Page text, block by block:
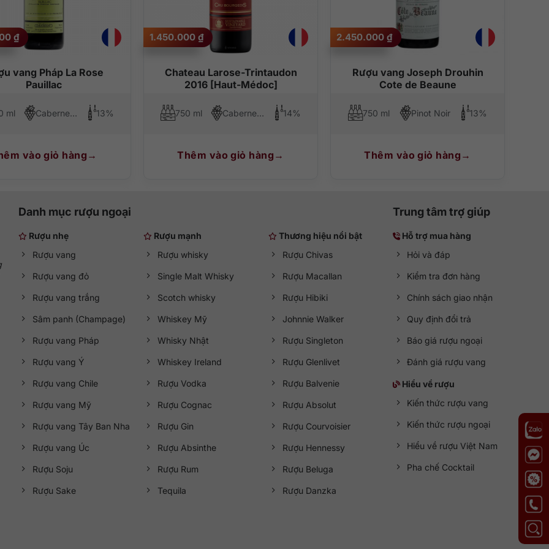
vị tinh tế thơm ngon vô cùng. Khi thưởng thức, bạn sẽ cảm nhân được hương vị của trái cây, các loại gia vị và vanilla,
món ăn ngon như nước sốt rượu đỏ và hành khô, thịt đỏ, thịt cừu và gia vị, hoặc những món ăn truyền thống Pháp như
này sẽ làm cho hương vị của rượu thêm nồng nàn.
vang Pháp La Rose
Pauillac
₫
ml Cabernet Sauvignon, Merlot, Cabernet Franc, Petit Verdot 13%
vào giỏ hàng
Chateau Larose-Trintaudon
2016 [Haut-Médoc]
1.450.000 ₫
750 ml Cabernet Sauvignon, Merlot, Petit Verdot 14%
Thêm vào giỏ hàng
Rượu vang Joseph Drouhin
Cote de Beaune
2.450.000 ₫
750 ml Pinot Noir 13%
Thêm vào giỏ hàng
Danh mục rượu ngoại
Rượu nhẹ
Rượu vang
Rượu vang đỏ
Rượu vang trắng
Sâm panh (Champage)
Rượu vang Pháp
Rượu vang Ý
Rượu vang Chile
Rượu vang Mỹ
Rượu vang Tây Ban Nha
Rượu vang Úc
Rượu Soju
Rượu Sake
Rượu mạnh
Rượu whisky
Single Malt Whisky
Scotch whisky
Whiskey Mỹ
Whisky Nhật
Whiskey Ireland
Rượu Vodka
Rượu Cognac
Rượu Gin
Rượu Absinthe
Rượu Rum
Tequila
Thương hiệu nổi bật
Rượu Chivas
Rượu Macallan
Rượu Hibiki
Johnnie Walker
Rượu Singleton
Rượu Glenlivet
Rượu Balvenie
Rượu Absolut
Rượu Courvoisier
Rượu Hennessy
Rượu Beluga
Rượu Danzka
Trung tâm trợ giúp
Hỗ trợ mua hàng
Hỏi và đáp
Kiểm tra đơn hàng
Chính sách giao nhận
Quy định đổi trả
Báo giá rượu ngoại
Đánh giá rượu vang
Hiểu về rượu
Kiến thức rượu vang
Kiến thức rượu ngoại
Hiểu về rượu Việt Nam
Pha chế Cocktail